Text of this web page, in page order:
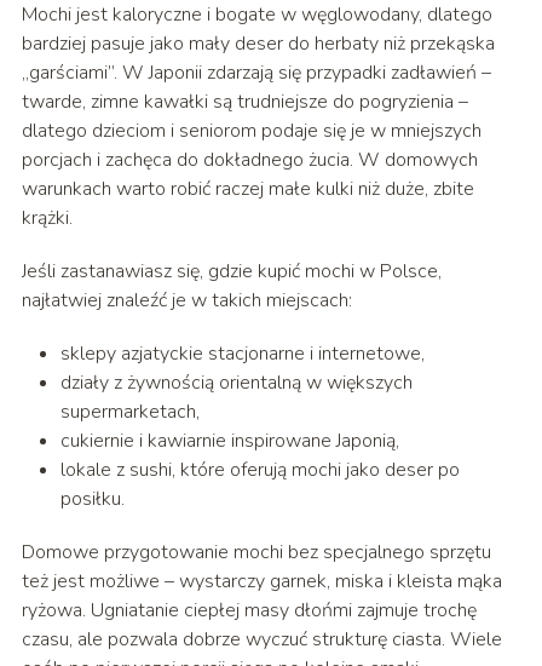
Mochi jest kaloryczne i bogate w węglowodany, dlatego
bardziej pasuje jako mały deser do herbaty niż przekąska
„garściami”. W Japonii zdarzają się przypadki zadławień –
twarde, zimne kawałki są trudniejsze do pogryzienia –
dlatego dzieciom i seniorom podaje się je w mniejszych
porcjach i zachęca do dokładnego żucia. W domowych
warunkach warto robić raczej małe kulki niż duże, zbite
krążki.
Jeśli zastanawiasz się, gdzie kupić mochi w Polsce,
najłatwiej znaleźć je w takich miejscach:
sklepy azjatyckie stacjonarne i internetowe,
działy z żywnością orientalną w większych
supermarketach,
cukiernie i kawiarnie inspirowane Japonią,
lokale z sushi, które oferują mochi jako deser po
posiłku.
Domowe przygotowanie mochi bez specjalnego sprzętu
też jest możliwe – wystarczy garnek, miska i kleista mąka
ryżowa. Ugniatanie ciepłej masy dłońmi zajmuje trochę
czasu, ale pozwala dobrze wyczuć strukturę ciasta. Wiele